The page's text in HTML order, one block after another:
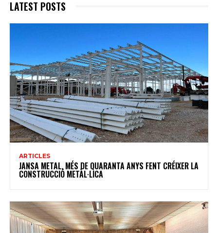
LATEST POSTS
ARTICLES
JANSA METAL, MÉS DE QUARANTA ANYS FENT CRÉIXER LA
CONSTRUCCIÓ METÀL·LICA